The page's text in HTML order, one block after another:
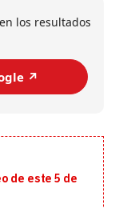
los resultados
↗️
de este 5 de